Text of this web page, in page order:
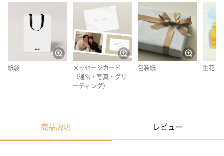
紙袋
メッセージカード
（通常・写真・グリ
ーティング）
包装紙 生花
商品説明 レビュー